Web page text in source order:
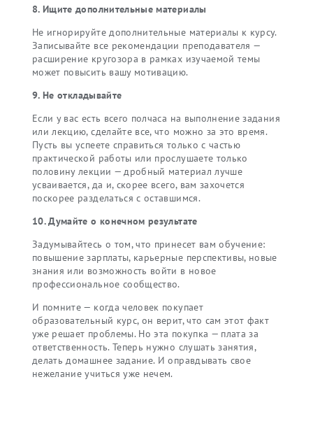
8. Ищите дополнительные материалы
Не игнорируйте дополнительные материалы к курсу.
Записывайте все рекомендации преподавателя —
расширение кругозора в рамках изучаемой темы
может повысить вашу мотивацию.
9. Не откладывайте
Если у вас есть всего полчаса на выполнение задания
или лекцию, сделайте все, что можно за это время.
Пусть вы успеете справиться только с частью
практической работы или прослушаете только
половину лекции — дробный материал лучше
усваивается, да и, скорее всего, вам захочется
поскорее разделаться с оставшимся.
10. Думайте о конечном результате
Задумывайтесь о том, что принесет вам обучение:
повышение зарплаты, карьерные перспективы, новые
знания или возможность войти в новое
профессиональное сообщество.
И помните — когда человек покупает
образовательный курс, он верит, что сам этот факт
уже решает проблемы. Но эта покупка — плата за
ответственность. Теперь нужно слушать занятия,
делать домашнее задание. И оправдывать свое
нежелание учиться уже нечем.